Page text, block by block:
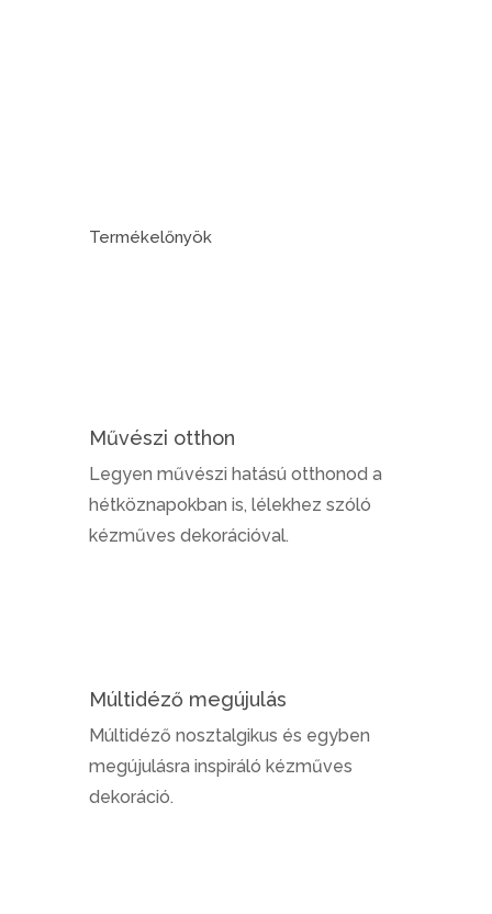
Termékelőnyök
Művészi otthon
Legyen művészi hatású otthonod a
hétköznapokban is, lélekhez szóló
kézműves dekorációval.
Múltidéző megújulás
Múltidéző nosztalgikus és egyben
megújulásra inspiráló kézműves
dekoráció.